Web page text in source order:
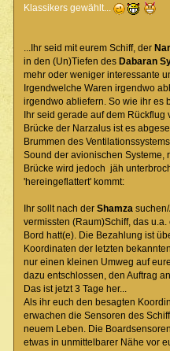
Klassikers gewählt...
...Ihr seid mit eurem Schiff, der
in den (Un)Tiefen des Dabaran
mehr oder weniger interessante
Irgendwelche Waren irgendwo
irgendwo abliefern. So wie ihr es
Ihr seid gerade auf dem
Brücke der Narzalus ist es
Brummen des
Sound der avionischen Systeme,
Brücke wird jedoch jäh
'hereingeflattert' kommt:
Ihr sollt nach der Shamzasuchen/
vermissten (Raum)Schiff, das
Bord hatt(e). Die Bezahlung ist
Koordinaten der letzten
nur einen kleinen Umweg auf
dazu entschlossen, den Auftrag
Das ist jetzt 3 Tage her...
Als ihr euch den besagten
erwachen die Sensoren des
neuem Leben. Die
etwas in unmittelbarer Nähe vor